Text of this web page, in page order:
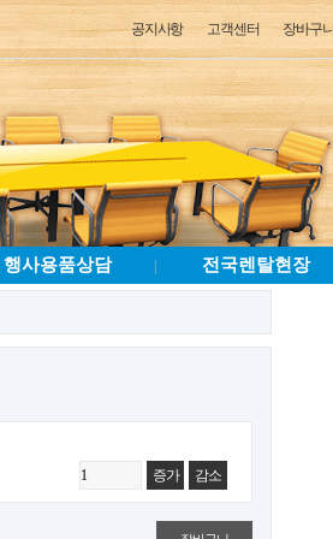
장바구니
고객센터
공지사항
행사용품상담 전국렌탈현장
증가 감소